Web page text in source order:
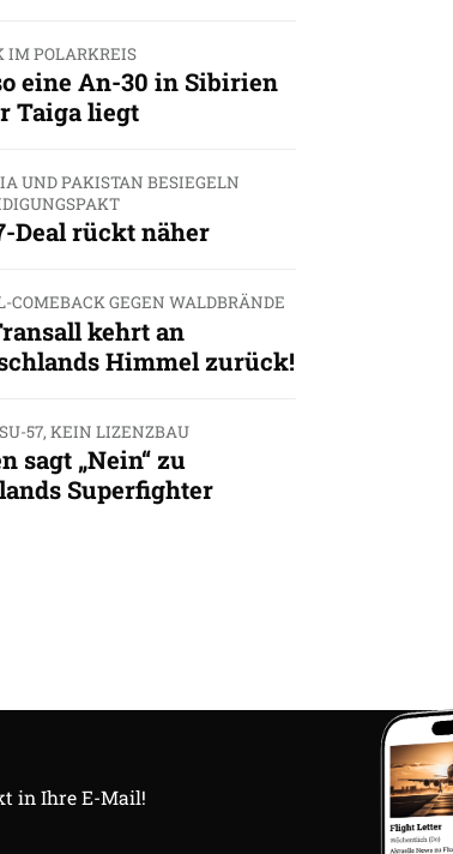
IM POLARKREIS
eine An-30 in Sibirien
Taiga liegt
UND PAKISTAN BESIEGELN
Deal rückt näher
COMEBACK GEGEN WALDBRÄNDE
kehrt an
Himmel zurück!
57, KEIN LIZENZBAU
sagt „Nein“ zu
Superfighter
in Ihre E-Mail!